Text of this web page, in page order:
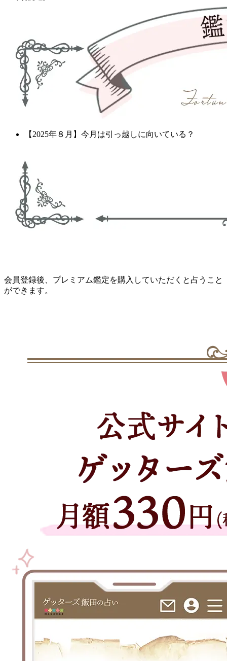
【2025年８月】今月は引っ越しに向いている？
会員登録後、プレミアム鑑定を購入していただくと占うこと
ができます。